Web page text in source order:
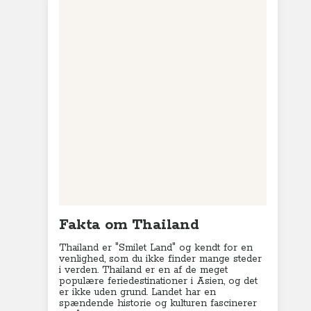
Fakta om Thailand
Thailand er "Smilet Land" og kendt for en
venlighed, som du ikke finder mange steder
i verden.Thailand er en af de meget
populære feriedestinationer i Asien, og det
er ikke uden grund. Landet har en
spændende historie og kulturen fascinerer